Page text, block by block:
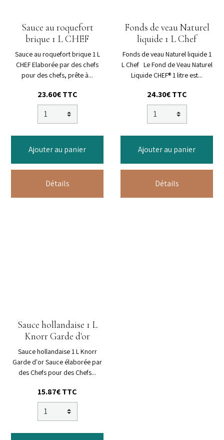
Sauce au roquefort
brique 1 L CHEF
Sauce au roquefort brique 1 L
CHEF Elaborée par des chefs
pour des chefs, prête à...
23.60€ TTC
Ajouter au panier
Détails
Fonds de veau Naturel
liquide 1 L Chef
Fonds de veau Naturel liquide 1
L Chef Le Fond de Veau Naturel
Liquide CHEF® 1 litre est...
24.30€ TTC
Ajouter au panier
Détails
Sauce hollandaise 1 L
Knorr Garde d'or
Sauce hollandaise 1 L Knorr
Garde d'or Sauce élaborée par
des Chefs pour des Chefs...
15.87€ TTC